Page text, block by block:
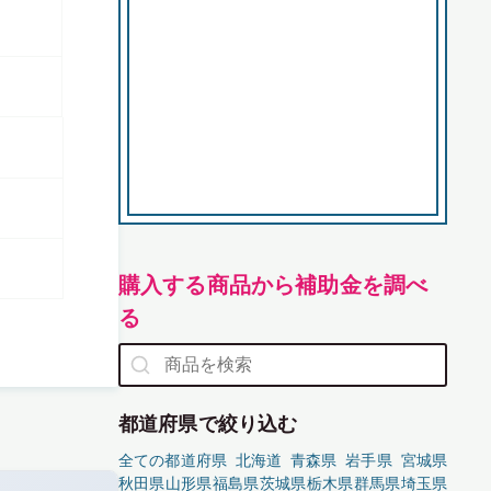
購入する商品から補助金を調べ
る
都道府県で絞り込む
全ての都道府県 北海道 青森県 岩手県 宮城県
秋田県山形県福島県茨城県栃木県群馬県埼玉県